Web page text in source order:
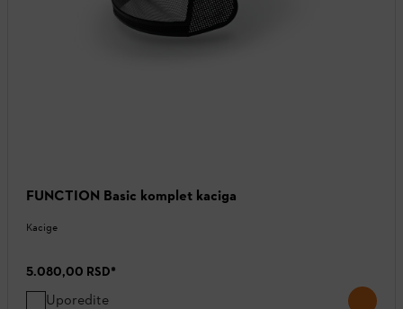
FUNCTION Basic komplet kaciga
Kacige
5.080,00 RSD*
Uporedite